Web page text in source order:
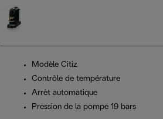
Modèle Citiz
Contrôle de température
Arrêt automatique
Pression de la pompe 19 bars